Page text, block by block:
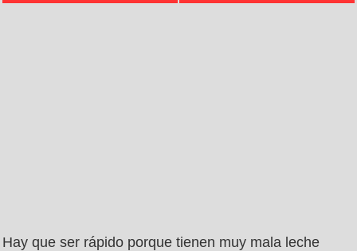
Hay que ser rápido porque tienen muy mala leche